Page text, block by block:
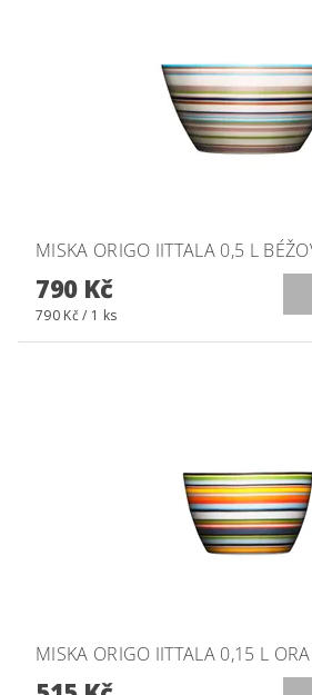
MISKA ORIGO IITTALA 0,5 L
790 Kč
790 Kč / 1 ks
MISKA ORIGO IITTALA 0,15 L